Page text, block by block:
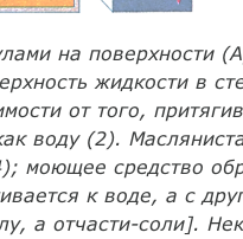
на поверхности
жидкости в
от того,
воду (2).
моющее средство
к воде, а с
а отчасти-соли].